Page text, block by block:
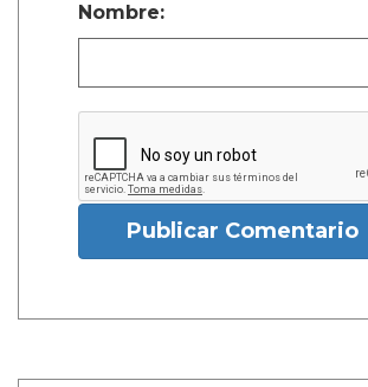
Nombre:
Publicar Comentario